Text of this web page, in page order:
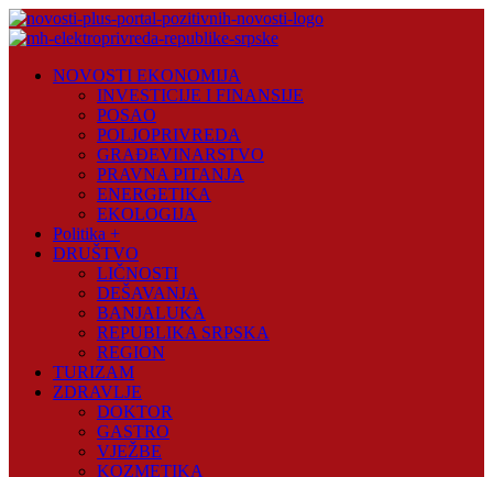
Skip
to
Plus
NOVOSTI EKONOMIJA
INVESTICIJE I FINANSIJE
POSAO
POLJOPRIVREDA
GRAĐEVINARSTVO
PRAVNA PITANJA
ENERGETIKA
EKOLOGIJA
Politika +
DRUŠTVO
LIČNOSTI
DEŠAVANJA
BANJALUKA
REPUBLIKA SRPSKA
REGION
TURIZAM
ZDRAVLJE
DOKTOR
GASTRO
VJEŽBE
KOZMETIKA